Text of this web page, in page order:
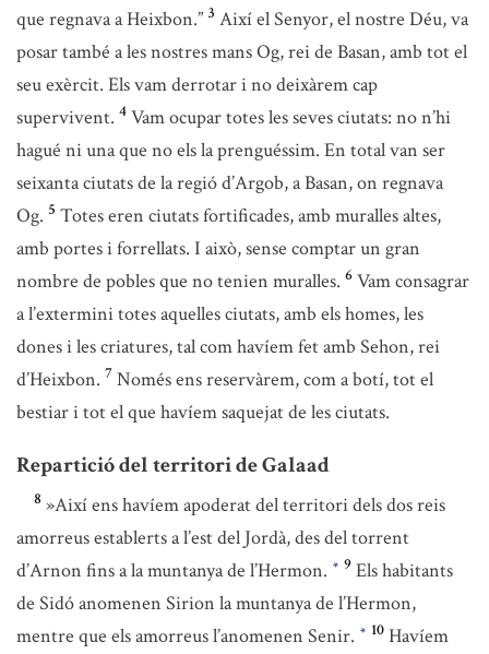
que regnava a Heixbon.” 3 Així el Senyor, el nostre Déu, va
posar també a les nostres mans Og, rei de Basan, amb tot el
seu exèrcit. Els vam derrotar i no deixàrem cap
supervivent. 4 Vam ocupar totes les seves ciutats: no n’hi
hagué ni una que no els la prenguéssim. En total van ser
seixanta ciutats de la regió d’Argob, a Basan, on regnava
Og. 5 Totes eren ciutats fortificades, amb muralles altes,
amb portes i forrellats. I això, sense comptar un gran
nombre de pobles que no tenien muralles. 6 Vam consagrar
a l’extermini totes aquelles ciutats, amb els homes, les
dones i les criatures, tal com havíem fet amb Sehon, rei
d’Heixbon. 7 Només ens reservàrem, com a botí, tot el
bestiar i tot el que havíem saquejat de les ciutats.
Repartició del territori de Galaad
8 »Així ens havíem apoderat del territori dels dos reis
amorreus establerts a l’est del Jordà, des del torrent
d’Arnon fins a la muntanya de l’Hermon. * 9 Els habitants
de Sidó anomenen Sirion la muntanya de l’Hermon,
mentre que els amorreus l’anomenen Senir. * 10 Havíem